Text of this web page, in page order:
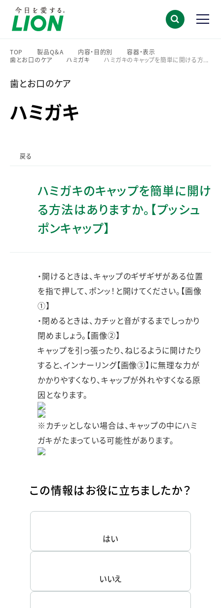
TOP
>
製品Q＆A
>
内容・目的別
>
容器・表示
>
歯とお口のケア
ハミガキ
ハミガキのキャップを簡単に開ける方...
歯とお口のケア
ハミガキ
戻る
ハミガキのキャップを簡単に開け
る方法はありますか。【プッシュ
ポンキャップ】
・開けるときは、キャップのギザギザがある位置
を指で押して、ポンッ！と開けてください。【画像
①】
・閉めるときは、カチッと音がするまでしっかり
閉めましょう。【画像②】
キャップを引っ張ったり、ねじるように開けたり
すると、インナーリング【画像③】に無理な力が
かかりやすくなり、キャップが外れやすくなる原
因となります。
※カチッとしない場合は、キャップの中にハミ
ガキがたまっている可能性があります。
この情報はお役に立ちましたか？
はい
いいえ